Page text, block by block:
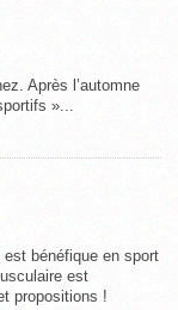
Après l’automne
»...
bénéfique en sport
est
propositions !